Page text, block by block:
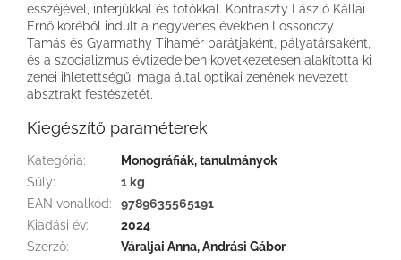
esszéjével, interjúkkal és fotókkal. Kontraszty László Kállai
Ernő köréből indult a negyvenes években Lossonczy
Tamás és Gyarmathy Tihamér barátjaként, pályatársaként,
és a szocializmus évtizedeiben következetesen alakította ki
zenei ihletettségű, maga által optikai zenének nevezett
absztrakt festészetét.
Kiegészítő paraméterek
Kategória:
Monográfiák, tanulmányok
Súly:
1 kg
EAN vonalkód:
9789635565191
Kiadási év:
2024
Szerző:
Váraljai Anna, Andrási Gábor